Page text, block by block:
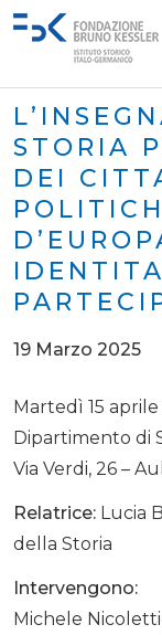
STORIA
DEI
19 Marzo 2025
Martedì 15 aprile
Dipartimento di
Via Verdi, 26 –
Relatrice: Lucia
della Storia
Intervengono:
Michele